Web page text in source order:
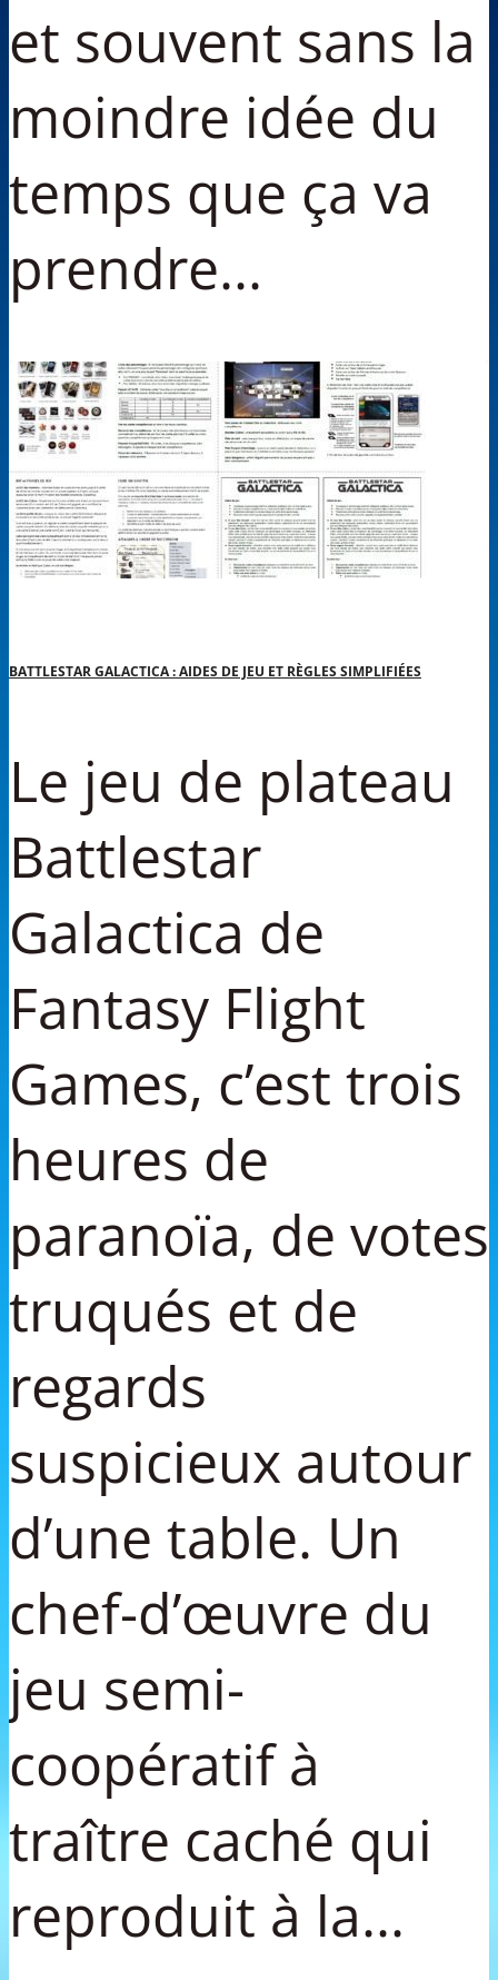
et souvent sans la
moindre idée du
temps que ça va
prendre...
BATTLESTAR GALACTICA : AIDES DE JEU ET RÈGLES SIMPLIFIÉES
Le jeu de plateau
Battlestar
Galactica de
Fantasy Flight
Games, c’est trois
heures de
paranoïa, de votes
truqués et de
regards
suspicieux autour
d’une table. Un
chef-d’œuvre du
jeu semi-
coopératif à
traître caché qui
reproduit à la...